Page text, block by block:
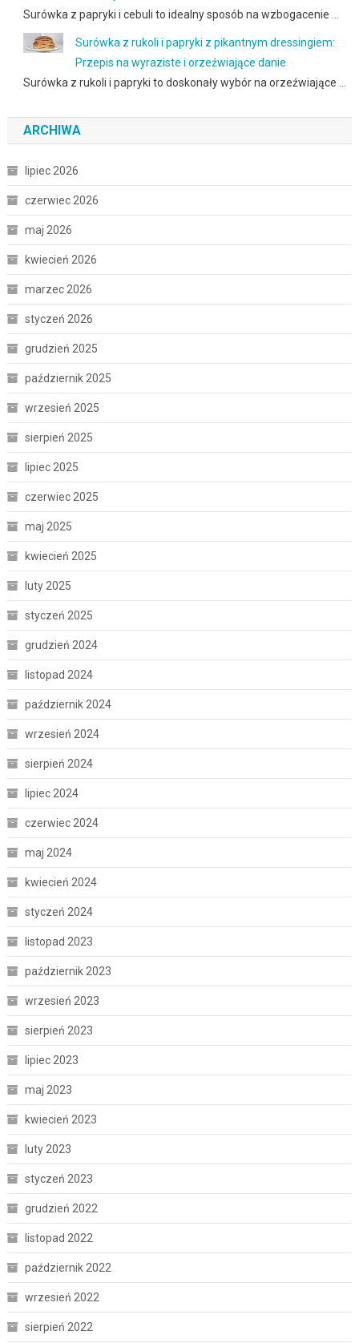
Surówka z papryki i cebuli to idealny sposób na wzbogacenie …
Surówka z rukoli i papryki z pikantnym dressingiem:
Przepis na wyraziste i orzeźwiające danie
Surówka z rukoli i papryki to doskonały wybór na orzeźwiające …
ARCHIWA
lipiec 2026
czerwiec 2026
maj 2026
kwiecień 2026
marzec 2026
styczeń 2026
grudzień 2025
październik 2025
wrzesień 2025
sierpień 2025
lipiec 2025
czerwiec 2025
maj 2025
kwiecień 2025
luty 2025
styczeń 2025
grudzień 2024
listopad 2024
październik 2024
wrzesień 2024
sierpień 2024
lipiec 2024
czerwiec 2024
maj 2024
kwiecień 2024
styczeń 2024
listopad 2023
październik 2023
wrzesień 2023
sierpień 2023
lipiec 2023
maj 2023
kwiecień 2023
luty 2023
styczeń 2023
grudzień 2022
listopad 2022
październik 2022
wrzesień 2022
sierpień 2022